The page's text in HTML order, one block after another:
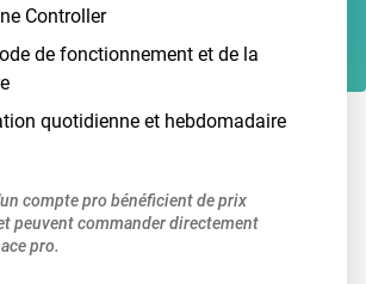
Controller
de fonctionnement et de la
quotidienne et hebdomadaire
compte pro bénéficient de prix
peuvent commander directement
pro.